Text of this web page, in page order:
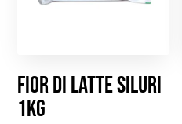
Fior Di Latte Siluri
1kg